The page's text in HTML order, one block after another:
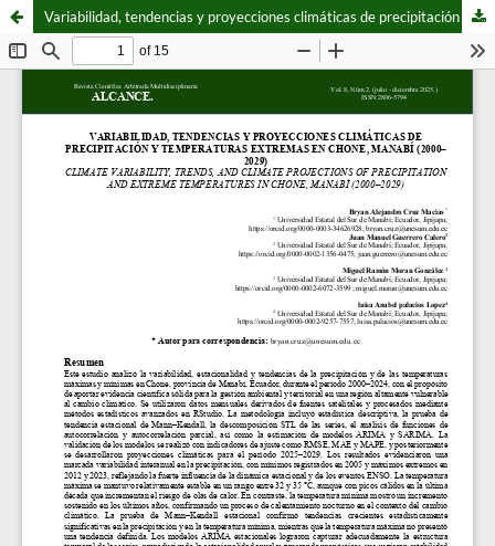
Variabilidad, tendencias y proyecciones climáticas de precipitación y temperaturas extremas en Chone, Manabí (2000–2029)